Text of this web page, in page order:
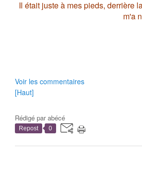
Il était juste à mes pieds, derrière
m'a
Voir les commentaires
[Haut]
Rédigé parabécé
Repost 0